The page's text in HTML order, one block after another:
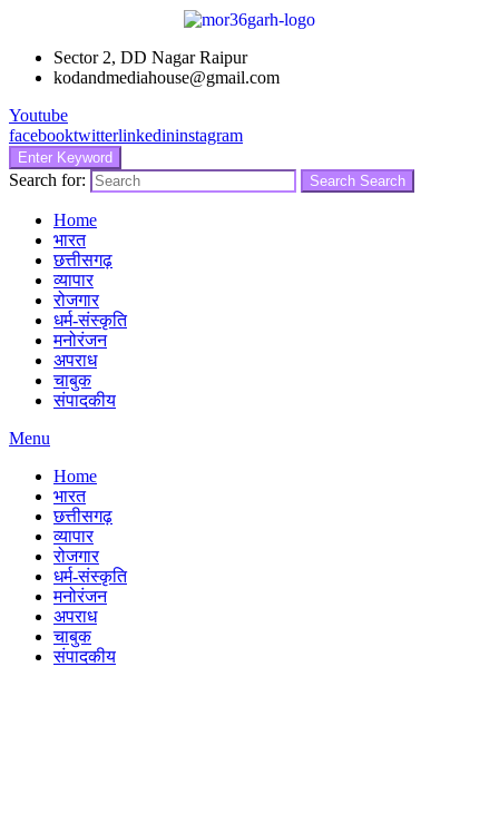
Sector 2, DD Nagar Raipur
kodandmediahouse@gmail.com
Youtube
facebooktwitterlinkedininstagram
Enter Keyword
Search for: Search Search
Home
भारत
छत्तीसगढ़
व्यापार
रोजगार
धर्म-संस्कृति
मनोरंजन
अपराध
चाबुक
संपादकीय
Menu
Home
भारत
छत्तीसगढ़
व्यापार
रोजगार
धर्म-संस्कृति
मनोरंजन
अपराध
चाबुक
संपादकीय